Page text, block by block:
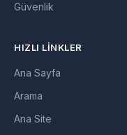
Güvenlik
HIZLI LINKLER
Ana Sayfa
Arama
Ana Site